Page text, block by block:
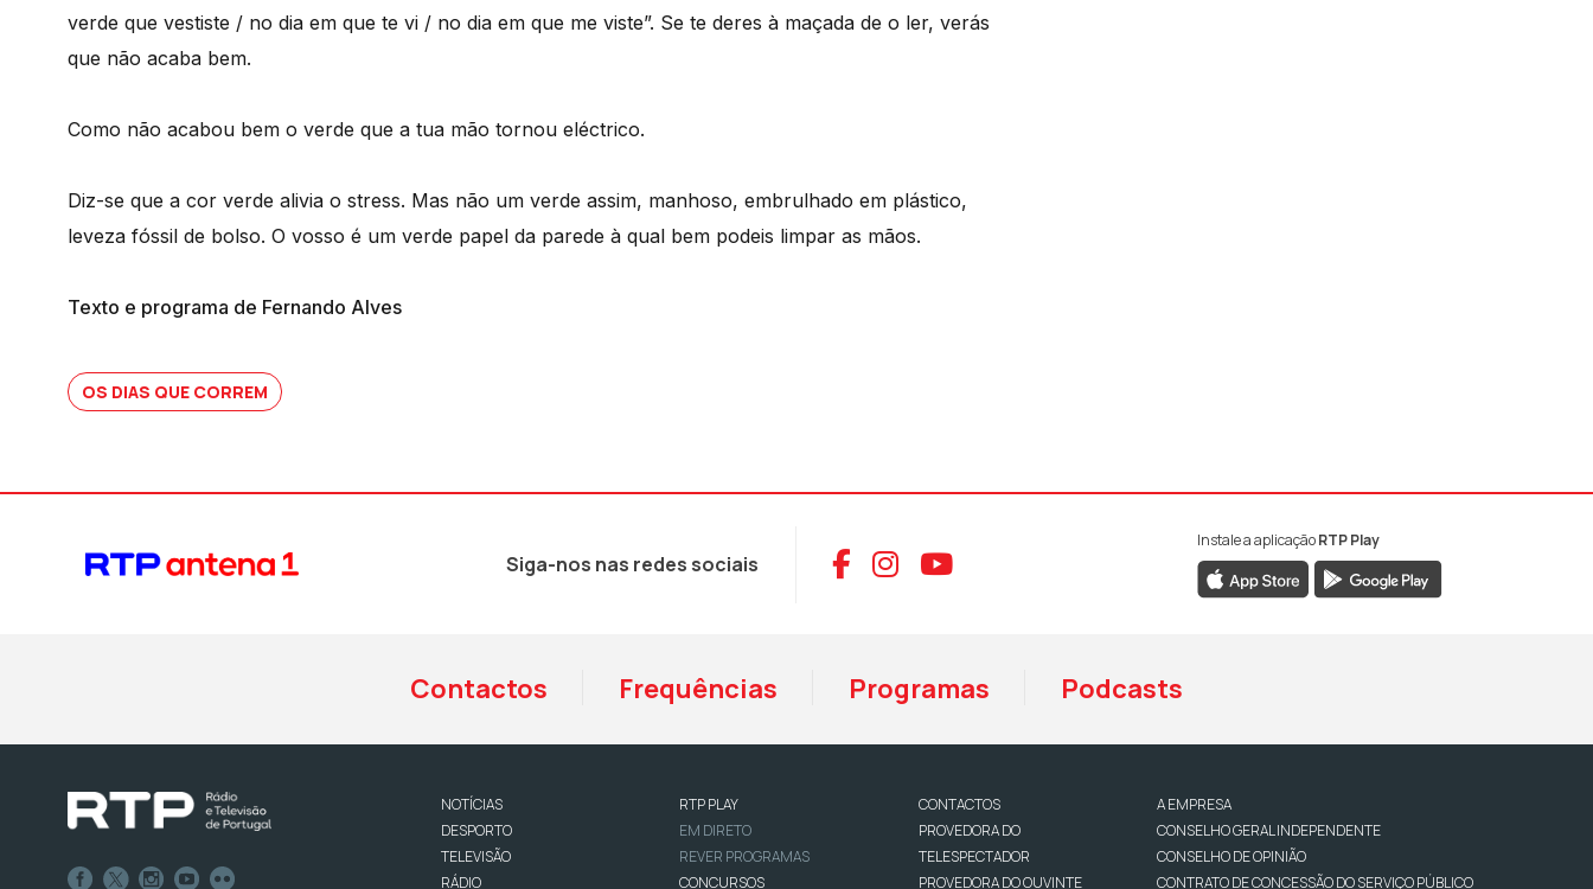
verde que vestiste / no dia em que te vi / no dia em que me viste”. Se te deres à maçada de o ler, verás
que não acaba bem.
Como não acabou bem o verde que a tua mão tornou eléctrico.
Diz-se que a cor verde alivia o stress. Mas não um verde assim, manhoso, embrulhado em plástico,
leveza fóssil de bolso. O vosso é um verde papel da parede à qual bem podeis limpar as mãos.
Texto e programa de Fernando Alves
OS DIAS QUE CORREM
Siga-nos nas redes sociais Aceder ao Facebook da RTP Antena 1
Aceder ao Instagram da RTP Antena 1
Aceder ao YouTube da RTP Antena 1
Instale a aplicaçãoRTP Play
Contactos Frequências Programas Podcasts
NOTÍCIAS
DESPORTO
TELEVISÃO
RÁDIO
RTP PLAY
EM DIRETO
REVER PROGRAMAS
CONCURSOS
CONTACTOS
PROVEDORA DO
TELESPECTADOR
PROVEDORA DO OUVINTE
A EMPRESA
CONSELHO GERAL INDEPENDENTE
CONSELHO DE OPINIÃO
CONTRATO DE CONCESSÃO DO SERVIÇO PÚBLICO